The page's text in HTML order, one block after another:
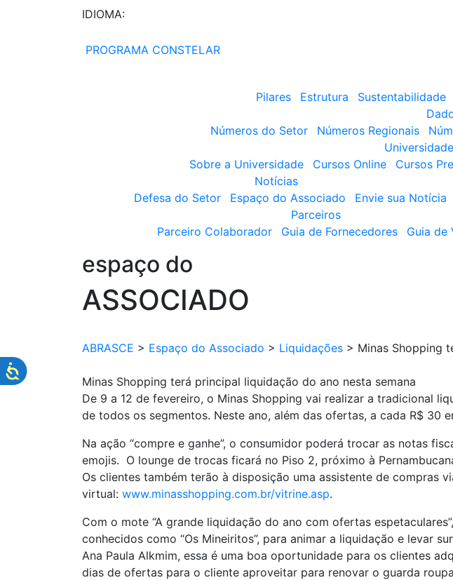
IDIOMA:
PROGRAMA CONSTELAR
Pilares
Estrutura Sustentabilidade
Números do Setor
Números Regionais
Sobre a Universidade
Cursos Online Cursos
Notícias
Defesa do Setor
Espaço do Associado Envie sua Notícia
Parceiros
Parceiro Colaborador
Guia de Fornecedores Guia de
espaço do
ASSOCIADO
ABRASCE > Espaço do Associado > Liquidações > Minas Shopping
Minas Shopping terá principal liquidação do ano nesta semana
De 9 a 12 de fevereiro, o Minas Shopping vai realizar a tradicional
de todos os segmentos. Neste ano, além das ofertas, a cada R$ 30
Na ação “compre e ganhe”, o consumidor poderá trocar as notas
emojis. O lounge de trocas ficará no Piso 2, próximo à
Os clientes também terão à disposição uma assistente de compras
virtual: www.minasshopping.com.br/vitrine.asp.
Com o mote “A grande liquidação do ano com ofertas
conhecidos como “Os Mineiritos”, para animar a liquidação e levar
Ana Paula Alkmim, essa é uma boa oportunidade para os clientes
dias de ofertas para o cliente aproveitar para renovar o guarda